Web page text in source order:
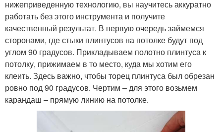
нижеприведенную технологию, вы научитесь аккуратно
работать без этого инструмента и получите
качественный результат. В первую очередь займемся
сторонами, где стыки плинтусов на потолке будут под
углом 90 градусов. Прикладываем полотно плинтуса к
потолку, прижимаем в то место, куда мы хотим его
клеить. Здесь важно, чтобы торец плинтуса был обрезан
ровно под 90 градусов. Чертим – для этого возьмем
карандаш – прямую линию на потолке.